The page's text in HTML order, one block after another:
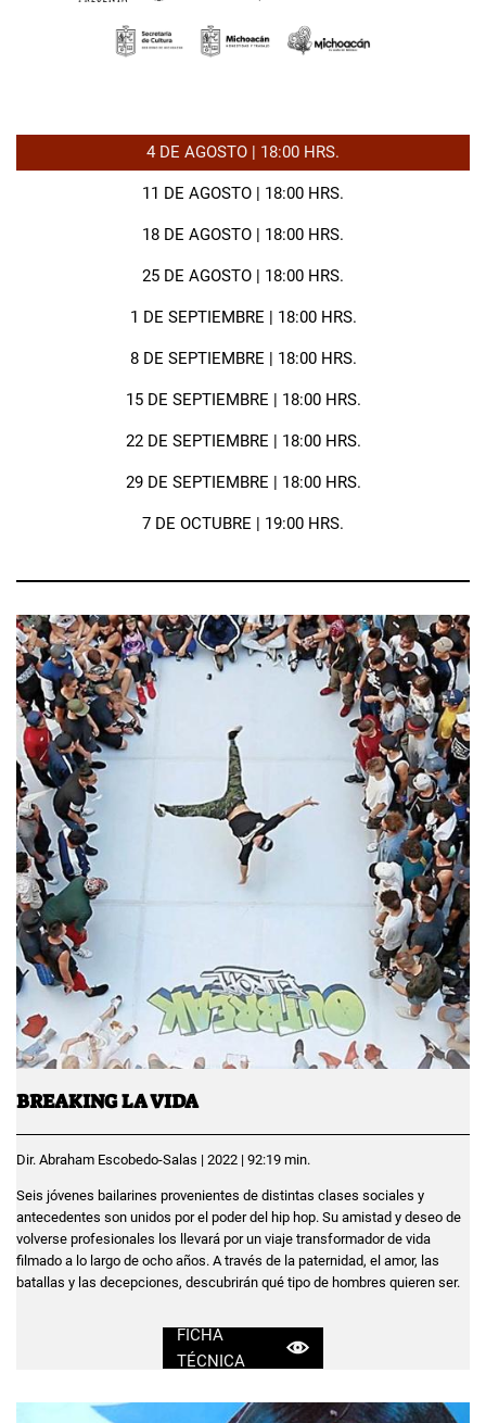
4 DE AGOSTO | 18:00 HRS.
11 DE AGOSTO | 18:00 HRS.
18 DE AGOSTO | 18:00 HRS.
25 DE AGOSTO | 18:00 HRS.
1 DE SEPTIEMBRE | 18:00 HRS.
8 DE SEPTIEMBRE | 18:00 HRS.
15 DE SEPTIEMBRE | 18:00 HRS.
22 DE SEPTIEMBRE | 18:00 HRS.
29 DE SEPTIEMBRE | 18:00 HRS.
7 DE OCTUBRE | 19:00 HRS.
BREAKING LA VIDA
Dir. Abraham Escobedo-Salas | 2022 | 92:19 min.
Seis jóvenes bailarines provenientes de distintas clases sociales y
antecedentes son unidos por el poder del hip hop. Su amistad y deseo de
volverse profesionales los llevará por un viaje transformador de vida
filmado a lo largo de ocho años. A través de la paternidad, el amor, las
batallas y las decepciones, descubrirán qué tipo de hombres quieren ser.
FICHA
TÉCNICA